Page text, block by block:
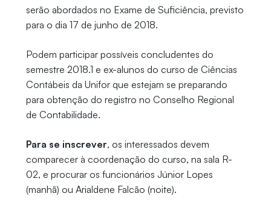
serão abordados no Exame de Suficiência, previsto
para o dia 17 de junho de 2018.
Podem participar possíveis concludentes do
semestre 2018.1 e ex-alunos do curso de Ciências
Contábeis da Unifor que estejam se preparando
para obtenção do registro no Conselho Regional
de Contabilidade.
Para se inscrever, os interessados devem
comparecer à coordenação do curso, na sala R-
02, e procurar os funcionários Júnior Lopes
(manhã) ou Arialdene Falcão (noite).